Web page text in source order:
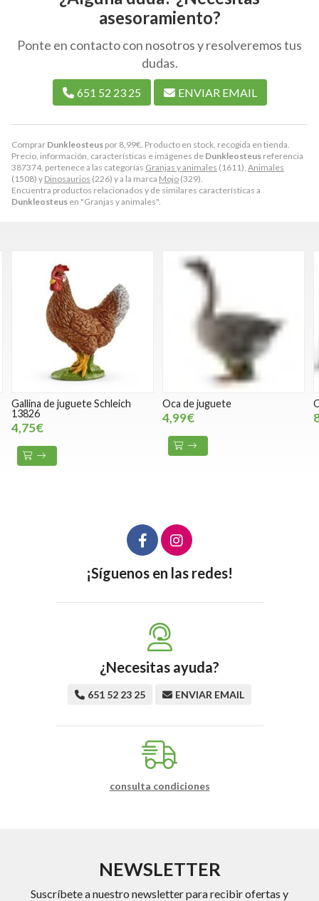
Comprar Dunkleosteus por 8,99€ . Producto en stock, recogida en tienda.
Precio, información, características e imágenes de Dunkleosteus referencia
387374, pertenece a las categorías Granjas y animales (1611), Animales
(1508) y Dinosaurios (226) y a la marca Mojo (329).
Encuentra productos relacionados y de similares características a
Dunkleosteus en "Granjas y animales".
asesoramiento?
Ponte en contacto con nosotros y resolveremos tus
dudas.
651 52 23 25 ENVIAR EMAIL
Gallina de juguete Schleich
13826
4,75€
Oca de juguete
4,99€
¡Síguenos en las redes!
¿Necesitas ayuda?
651 52 23 25 ENVIAR EMAIL
consulta condiciones
NEWSLETTER
Suscríbete a nuestro newsletter para recibir ofertas y